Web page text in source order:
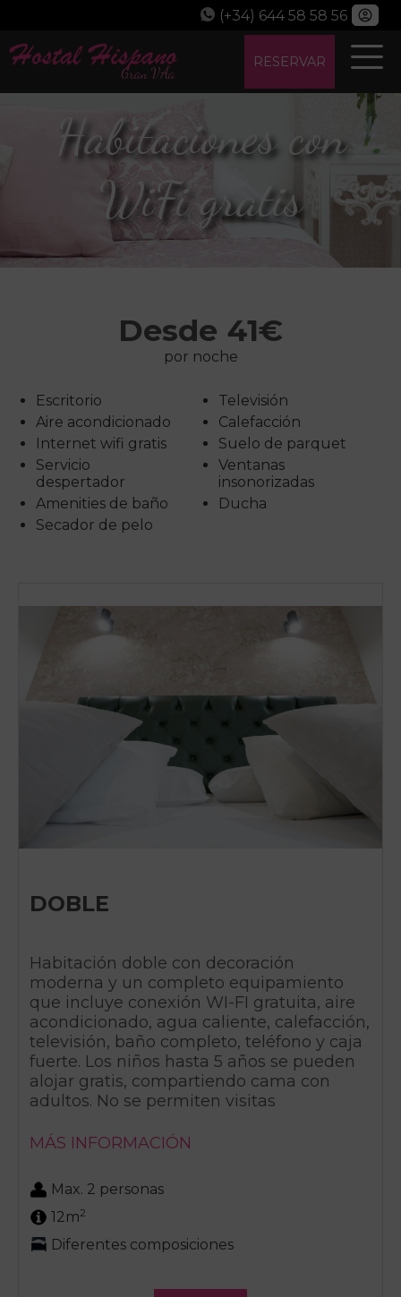
(+34) 644 58 58 56
RESERVAR
Habitaciones con
WiFi gratis
Desde 41€
por noche
Escritorio
Televisión
Aire acondicionado
Calefacción
Internet wifi gratis
Suelo de parquet
Servicio
despertador
Ventanas
insonorizadas
Amenities de baño
Ducha
Secador de pelo
DOBLE
Habitación doble con decoración
moderna y un completo equipamiento
que incluye conexión WI-FI gratuita, aire
acondicionado, agua caliente, calefacción,
televisión, baño completo, teléfono y caja
fuerte. Los niños hasta 5 años se pueden
alojar gratis, compartiendo cama con
adultos. No se permiten visitas
MÁS INFORMACIÓN
Max. 2 personas
12m2
Diferentes composiciones